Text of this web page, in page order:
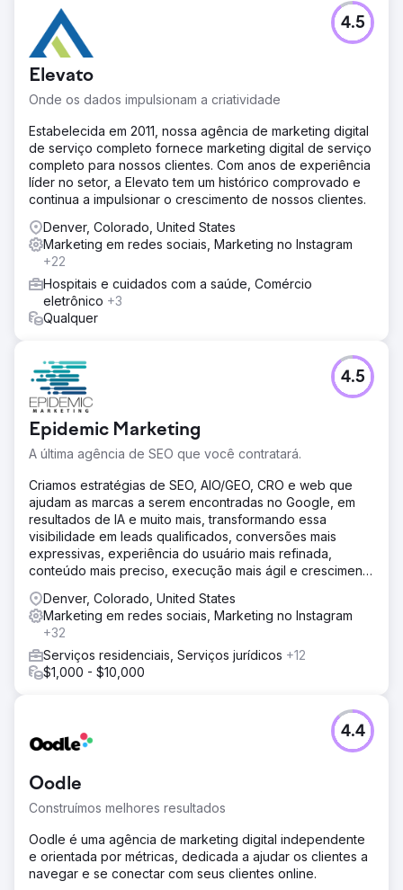
Desafio
Nosso objetivo era construir uma forte presença de SEO
para palavras-chave sem marca, a fim de explorar uma
oportunidade de maior volume de pesquisa. A estratégia
de SEO atual do cliente focava fortemente em palavras-
chave de marca, que tinham 6.800 pesquisas mensais,
mas faltava visibilidade em categorias de palavras-chave
sem marca, o que representava um potencial significativo
de 28.000 pesquisas mensais.
Solução
Para enfrentar o desafio, implementamos uma estratégia
de conteúdo fundamental que tinha como alvo palavras-
chave não relacionadas à marca e de alto volume. Nosso
objetivo era construir autoridade e visibilidade sem
depender de atividades de backlinking. Esse conteúdo
fundamental foi apoiado por uma rede de palavras-chave
de cauda longa dentro do mesmo grupo temático e foi
apoiado por uma forte estratégia de blog para aumentar
a relevância. Todo o conteúdo foi otimizado com
estruturados.
Resultado
A estratégia de SEO aprimorada aumentou a visibilidade
de palavras-chave sem marca de 4% para 19,77%,
resultando em um aumento de 50% no tráfego orgânico
no Google, Yahoo e Bing. Isso levou a 1.589 leads
atribuídos ao SEO orgânico. Com uma taxa de conversão
de lead para venda de 13%, esses leads orgânicos
influenciaram aproximadamente R$ 1,2 milhão em vendas,
demonstrando o impacto comercial significativo da
visibilidade de pesquisa aprimorada e do conteúdo
direcionado.
Ir para a página da agência
Elevato
Onde os dados impulsionam a criatividade
4.5
Estabelecida em 2011, nossa agência de marketing digital
de serviço completo fornece marketing digital de serviço
completo para nossos clientes. Com anos de experiência
líder no setor, a Elevato tem um histórico comprovado e
continua a impulsionar o crescimento de nossos clientes.
Denver, Colorado, United States
Marketing em redes sociais, Marketing no Instagram
+22
Hospitais e cuidados com a saúde, Comércio
eletrônico +3
Qualquer
Epidemic Marketing
A última agência de SEO que você contratará.
4.5
Criamos estratégias de SEO, AIO/GEO, CRO e web que
ajudam as marcas a serem encontradas no Google, em
resultados de IA e muito mais, transformando essa
visibilidade em leads qualificados, conversões mais
expressivas, experiência do usuário mais refinada,
conteúdo mais preciso, execução mais ágil e crescimento
Denver, Colorado, United States
Marketing em redes sociais, Marketing no Instagram
+32
Serviços residenciais, Serviços jurídicos +12
$1,000 - $10,000
Oodle
Construímos melhores resultados
4.4
Oodle é uma agência de marketing digital independente
e orientada por métricas, dedicada a ajudar os clientes a
navegar e se conectar com seus clientes online.